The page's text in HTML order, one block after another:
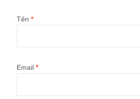
Tên *
Email *